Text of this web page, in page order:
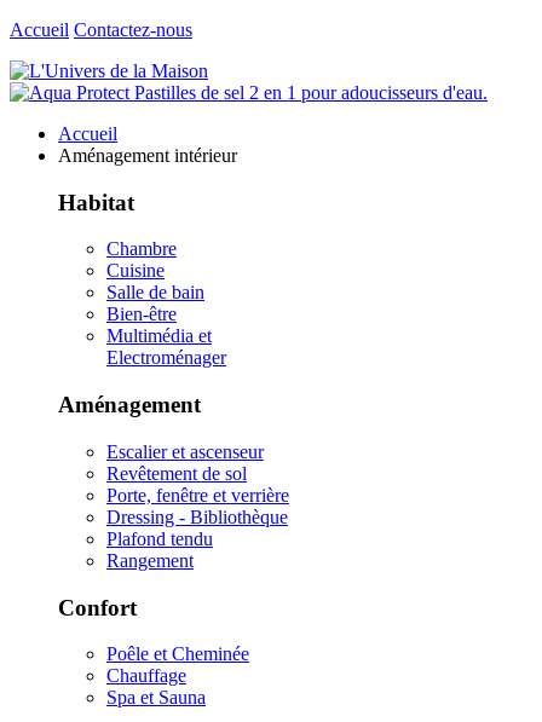
Accueil Contactez-nous
Accueil
Aménagement intérieur
Habitat
Chambre
Cuisine
Salle de bain
Bien-être
Multimédia et
Electroménager
Aménagement
Escalier et ascenseur
Revêtement de sol
Porte, fenêtre et verrière
Dressing - Bibliothèque
Plafond tendu
Rangement
Confort
Poêle et Cheminée
Chauffage
Spa et Sauna